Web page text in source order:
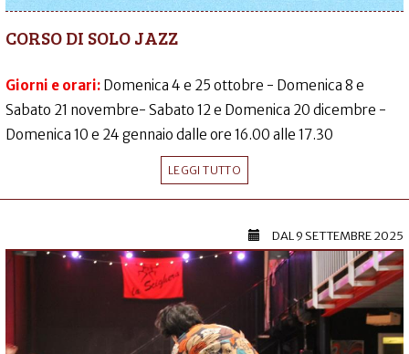
CORSO DI SOLO JAZZ
Giorni e orari: Domenica 4 e 25 ottobre - Domenica 8 e
Sabato 21 novembre- Sabato 12 e Domenica 20 dicembre -
Domenica 10 e 24 gennaio dalle ore 16.00 alle 17.30
LEGGI TUTTO
DAL9 SETTEMBRE 2025